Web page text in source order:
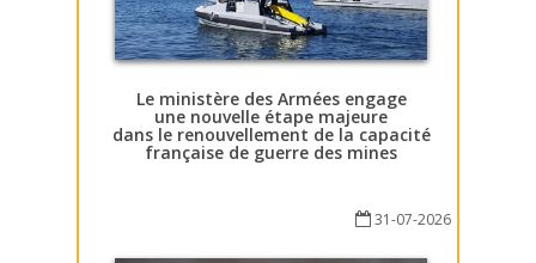
Le ministère des Armées engage
une nouvelle étape majeure
dans le renouvellement de la capacité
française de guerre des mines
31-07-2026